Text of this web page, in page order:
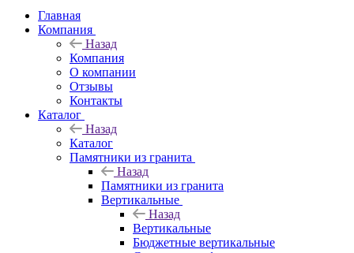
Главная
Компания
Назад
Компания
О компании
Отзывы
Контакты
Каталог
Назад
Каталог
Памятники из гранита
Назад
Памятники из гранита
Вертикальные
Назад
Вертикальные
Бюджетные вертикальные